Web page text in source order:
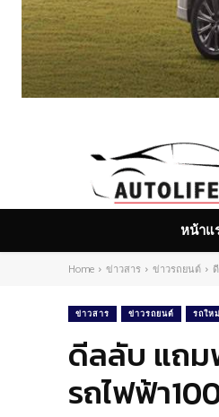
หน้าแ
Home ข่าวสาร ข่าวรถยนต์
ข่าวสาร ข่าวรถยนต์ รถใหม่
ดีลลับ แถม
รถไฟฟ้า